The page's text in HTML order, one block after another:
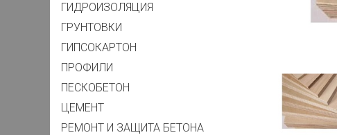
ГИДРОИЗОЛЯЦИЯ
ГРУНТОВКИ
ГИПСОКАРТОН
ПРОФИЛИ
ПЕСКОБЕТОН
ЦЕМЕНТ
РЕМОНТ И ЗАЩИТА БЕТОНА